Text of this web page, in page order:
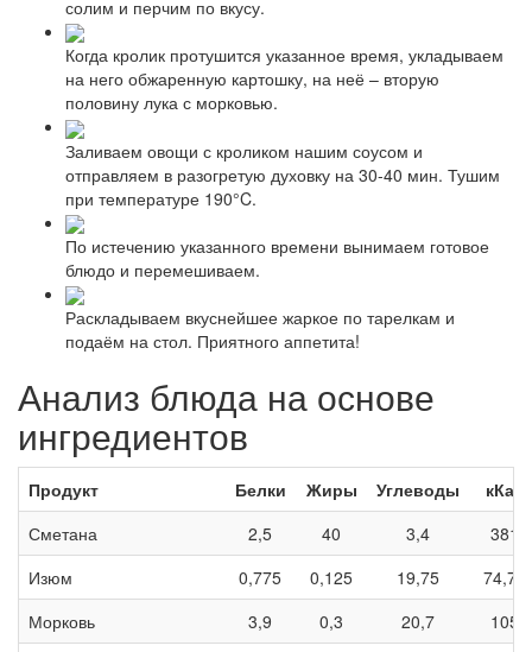
солим и перчим по вкусу.
Когда кролик протушится указанное время, укладываем
на него обжаренную картошку, на неё – вторую
половину лука с морковью.
Заливаем овощи с кроликом нашим соусом и
отправляем в разогретую духовку на 30-40 мин. Тушим
при температуре 190°C.
По истечению указанного времени вынимаем готовое
блюдо и перемешиваем.
Раскладываем вкуснейшее жаркое по тарелкам и
подаём на стол. Приятного аппетита!
Анализ блюда на основе
ингредиентов
Продукт Белки Жиры Углеводы
кКал
Сметана
2,5 40 3,4
381
Изюм
0,775 0,125 19,75
74,75
Морковь
3,9 0,3 20,7
105